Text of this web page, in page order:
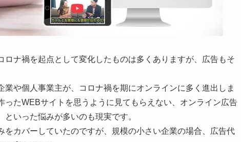
ロナ禍を起点として変化したものは多くありますが、広告もそ
や個人事業主が、コロナ禍を期にオンラインに多く進出しま
ったWEBサイトを思うように見てもらえない、オンライン広告
いった悩みが多いのも現実です。
をカバーしていたのですが、規模の小さい企業の場合、広告代